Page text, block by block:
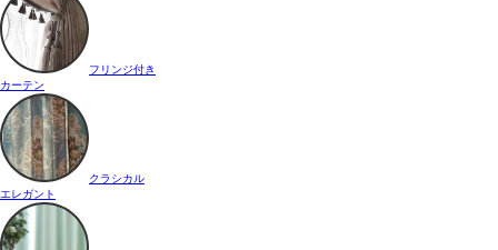
フリンジ付き
カーテン
クラシカル
エレガント